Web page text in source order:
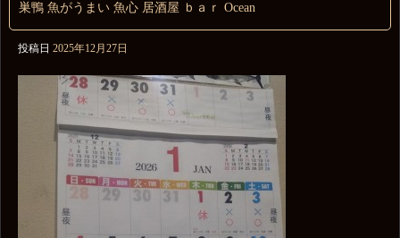
巣鴨 魚がうまい 魚心 居酒屋 ｂａｒ Ocean
投稿日 2025年12月27日